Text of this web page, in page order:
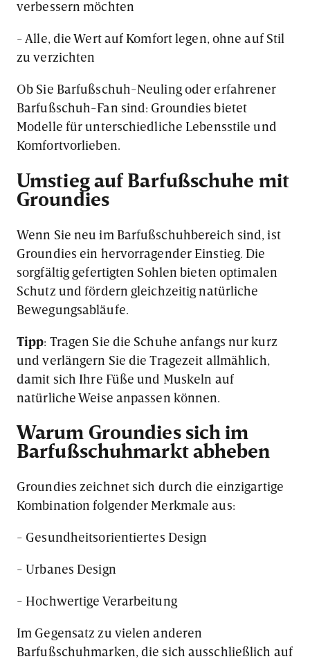
verbessern möchten
- Alle, die Wert auf Komfort legen, ohne auf Stil
zu verzichten
Ob Sie Barfußschuh-Neuling oder erfahrener
Barfußschuh-Fan sind: Groundies bietet
Modelle für unterschiedliche Lebensstile und
Komfortvorlieben.
Umstieg auf Barfußschuhe mit
Groundies
Wenn Sie neu im Barfußschuhbereich sind, ist
Groundies ein hervorragender Einstieg. Die
sorgfältig gefertigten Sohlen bieten optimalen
Schutz und fördern gleichzeitig natürliche
Bewegungsabläufe.
Tipp: Tragen Sie die Schuhe anfangs nur kurz
und verlängern Sie die Tragezeit allmählich,
damit sich Ihre Füße und Muskeln auf
natürliche Weise anpassen können.
Warum Groundies sich im
Barfußschuhmarkt abheben
Groundies zeichnet sich durch die einzigartige
Kombination folgender Merkmale aus:
- Gesundheitsorientiertes Design
- Urbanes Design
- Hochwertige Verarbeitung
Im Gegensatz zu vielen anderen
Barfußschuhmarken, die sich ausschließlich auf